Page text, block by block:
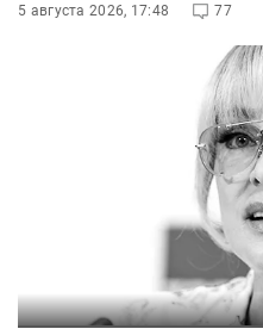
5 августа 2026, 17:48 77